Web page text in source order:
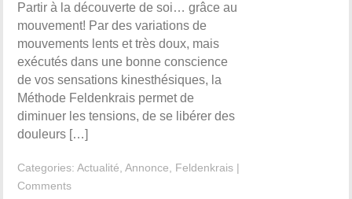
Partir à la découverte de soi… grâce au
mouvement! Par des variations de
mouvements lents et très doux, mais
exécutés dans une bonne conscience
de vos sensations kinesthésiques, la
Méthode Feldenkrais permet de
diminuer les tensions, de se libérer des
douleurs […]
Categories:Actualité ,Annonce Feldenkrais |
Comments